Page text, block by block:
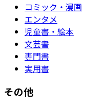
コミック・漫画
エンタメ
児童書・絵本
文芸書
専門書
実用書
その他